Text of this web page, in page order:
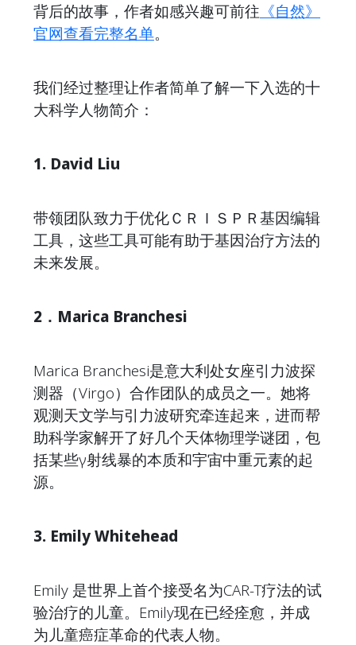
背后的故事，作者如感兴趣可前往 《自然》
官网查看完整名单。
我们经过整理让作者简单了解一下入选的十
大科学人物简介：
1. David Liu
带领团队致力于优化ＣＲＩＳＰＲ基因编辑
工具，这些工具可能有助于基因治疗方法的
未来发展。
2．Marica Branchesi
Marica Branchesi是意大利处女座引力波探
测器（Virgo）合作团队的成员之一。她将
观测天文学与引力波研究牵连起来，进而帮
助科学家解开了好几个天体物理学谜团，包
括某些γ射线暴的本质和宇宙中重元素的起
源。
3. Emily Whitehead
Emily 是世界上首个接受名为CAR-T疗法的试
验治疗的儿童。Emily现在已经痊愈，并成
为儿童癌症革命的代表人物。